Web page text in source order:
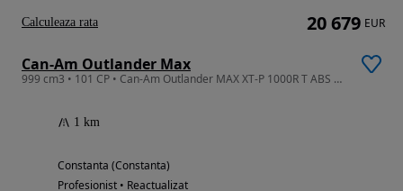
Can-Am Outlander Max
999 cm3 • 101 CP • Can-Am Outlander MAX XT-P 1000R T ABS SAS 2026
1 km
Constanta (Constanta)
Profesionist • Reactualizat
20 679 EUR
Calculeaza rata